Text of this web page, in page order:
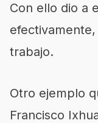
Con ello dio a
trabajo.
Otro ejemplo
Francisco